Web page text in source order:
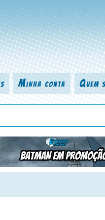
Minha conta Quem
título da revista,